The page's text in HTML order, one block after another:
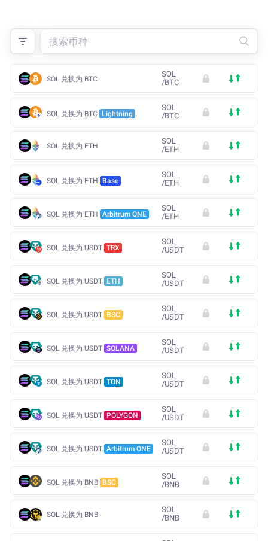
SOL 兑换为 BTC
SOL
/BTC
SOL 兑换为 BTC Lightning
SOL
/BTC
SOL 兑换为 ETH
SOL
/ETH
SOL 兑换为 ETH Base
SOL
/ETH
SOL 兑换为 ETH Arbitrum ONE
SOL
/ETH
SOL 兑换为 USDT TRX
SOL
/USDT
SOL 兑换为 USDT ETH
SOL
/USDT
SOL 兑换为 USDT BSC
SOL
/USDT
SOL 兑换为 USDT SOLANA
SOL
/USDT
SOL 兑换为 USDT TON
SOL
/USDT
SOL 兑换为 USDT POLYGON
SOL
/USDT
SOL 兑换为 USDT Arbitrum ONE
SOL
/USDT
SOL 兑换为 BNB BSC
SOL
/BNB
SOL 兑换为 BNB
SOL
/BNB